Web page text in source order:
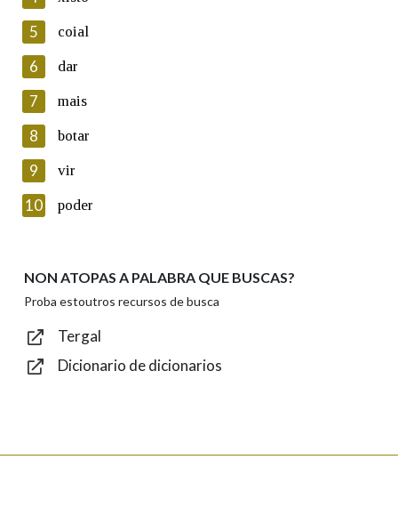
Lin e acepto as condicións da política de
Introduce o código que aparece na imaxe:
Texto de verificación
Enviar
5 coial
6 dar
7 mais
8 botar
9 vir
10 poder
NON ATOPAS A PALABRA QUE BUSCAS?
Proba estoutros recursos de busca
Tergal
Dicionario de dicionarios